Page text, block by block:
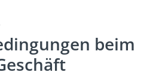
beim